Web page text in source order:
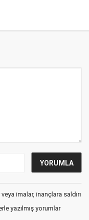
imalar, inançlara saldırı
yazılmış yorumlar